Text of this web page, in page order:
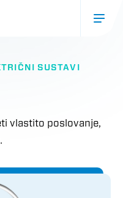
SUSTAVI
vlastito poslovanje,